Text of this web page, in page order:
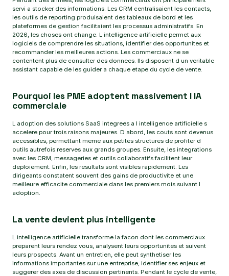
servi a stocker des informations. Les CRM centralisaient les contacts,
les outils de reporting produisaient des tableaux de bord et les
plateformes de gestion facilitaient les processus administratifs. En
2026, les choses ont change. L intelligence artificielle permet aux
logiciels de comprendre les situations, identifier des opportunites et
recommander les meilleures actions. Les commerciaux ne se
contentent plus de consulter des donnees. Ils disposent d un veritable
assistant capable de les guider a chaque etape du cycle de vente.
Pourquoi les PME adoptent massivement l IA
commerciale
L adoption des solutions SaaS integrees a l intelligence artificielle s
accelere pour trois raisons majeures. D abord, les couts sont devenus
accessibles, permettant meme aux petites structures de profiter d
outils autrefois reserves aux grands groupes. Ensuite, les integrations
avec les CRM, messageries et outils collaboratifs facilitent leur
deploiement. Enfin, les resultats sont visibles rapidement. Les
dirigeants constatent souvent des gains de productivite et une
meilleure efficacite commerciale dans les premiers mois suivant l
adoption.
La vente devient plus intelligente
L intelligence artificielle transforme la facon dont les commerciaux
preparent leurs rendez vous, analysent leurs opportunites et suivent
leurs prospects. Avant un entretien, elle peut synthetiser les
informations importantes sur une entreprise, identifier ses enjeux et
suggerer des axes de discussion pertinents. Pendant le cycle de vente,